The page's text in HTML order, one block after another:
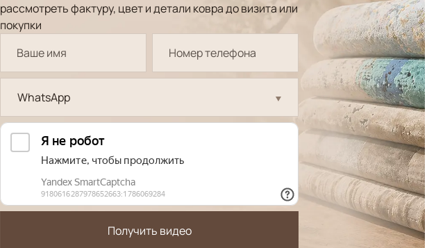
рассмотреть фактуру, цвет и детали ковра до визита или
покупки
WhatsApp
Получить видео